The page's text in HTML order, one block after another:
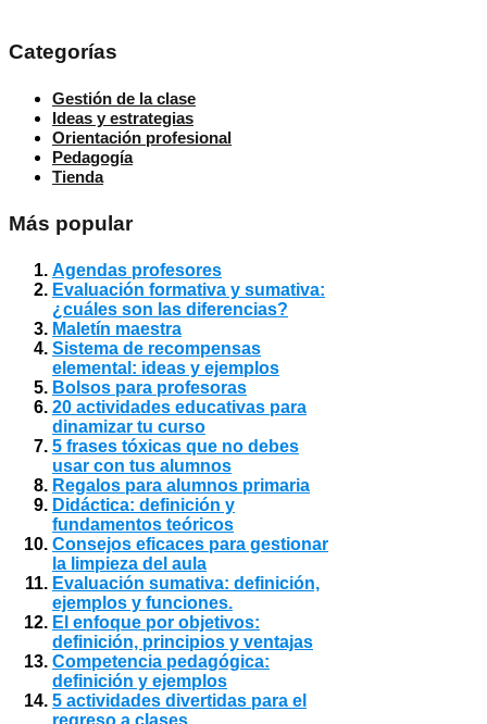
Categorías
Gestión de la clase
Ideas y estrategias
Orientación profesional
Pedagogía
Tienda
Más popular
Agendas profesores
Evaluación formativa y sumativa:
¿cuáles son las diferencias?
Maletín maestra
Sistema de recompensas
elemental: ideas y ejemplos
Bolsos para profesoras
20 actividades educativas para
dinamizar tu curso
5 frases tóxicas que no debes
usar con tus alumnos
Regalos para alumnos primaria
Didáctica: definición y
fundamentos teóricos
Consejos eficaces para gestionar
la limpieza del aula
Evaluación sumativa: definición,
ejemplos y funciones.
El enfoque por objetivos:
definición, principios y ventajas
Competencia pedagógica:
definición y ejemplos
5 actividades divertidas para el